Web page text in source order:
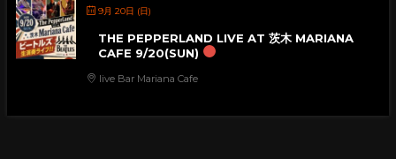
9月 20日 (日)
THE PEPPERLAND LIVE AT 茨木 MARIANA
CAFE 9/20(SUN)
live Bar Mariana Cafe